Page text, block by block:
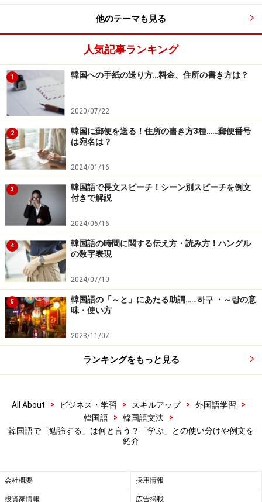
４．1&#49884;&#48512;&#53552;
2&#49884;&#44620;&#51648;
&#44277;&#48512;&#54644;&#50836;.
（ハンシブト トゥシカジ トソグァネソ コンブヘヨ
／１時から２時まで図書館で勉強します）
５．&#44536; &#45216;&#51008;
&#49884;&#54744; &#44277;&#48512;&#47484;
&#54644;&#50556; &#54644;&#50836;.
（クナルン シホム コンブルル ヘヤヘヨ／その日は
試験の勉強をしなければいけません）
いかがでしょう？ このように、韓国語を勉強する、図書
館で勉強する、試験勉強をする、など、机に向かってお
勉強！ というようなときには、
「&#44277;&#48512;&#54616;&#45796;（コンブハ
ダ）」を使うのですね。
ウダ）」
「あの人からは学ぶことが多いなぁ……」 そんなときは、
「&#48176;&#50864;&#45796;（ペウダ）」です
他のテーマも見る
人気記事ランキング
1 韓国への手紙の送り方…料金、住所の書き方は？
2020/07/22
2
韓国に郵便を送る！住所の書き方3種……郵便番号
は宛名は？
2024/01/16
3
韓国語で長文スピーチ！シーン別スピーチを例文
付きで解説
2024/06/16
4
韓国語の時間に関する伝え方・読み方！ハングル
の数字表現
2024/07/10
5
韓国語の「～と」にあたる助詞……하구 ・～랑の意
味・使い方
2023/11/07
ランキングをもっと見る
All About > ビジネス・学習 > スキルアップ > 外国語学習
>
韓国語
> 韓国語文法
>
韓国語で「勉強する」は何と言う？「学ぶ」との使い分けや例文を
紹介
会社概要 採用情報
投資家情報 広告掲載